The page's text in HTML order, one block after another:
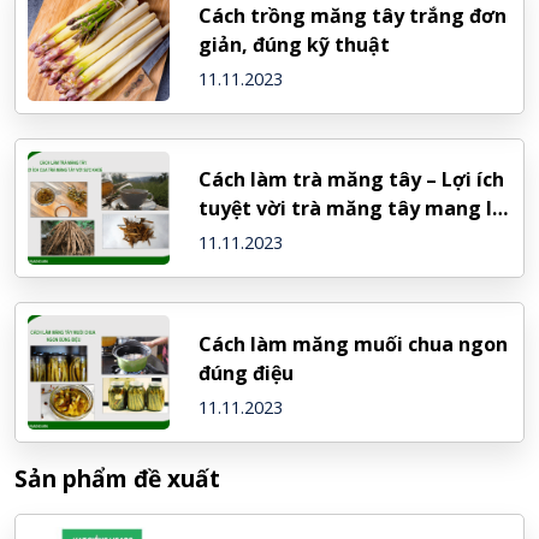
Cách trồng măng tây trắng đơn
giản, đúng kỹ thuật
11.11.2023
Cách làm trà măng tây – Lợi ích
tuyệt vời trà măng tây mang lại
cho sức khỏe
11.11.2023
Cách làm măng muối chua ngon
đúng điệu
11.11.2023
Sản phẩm đề xuất